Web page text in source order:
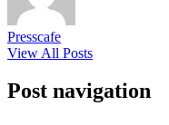
Presscafe
View All Posts
Post navigation